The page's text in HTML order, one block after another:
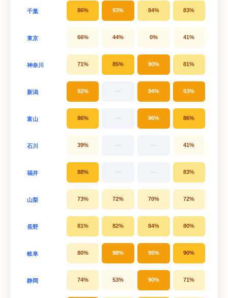
千葉 86% 93% 84% 83%
東京 66% 44% 0% 41%
神奈川 71% 85% 90% 81%
新潟 92% — 94% 93%
富山 86% — 96% 86%
石川 39% — — 41%
福井 88% — — 83%
山梨 73% 72% 70% 72%
長野 81% 82% 84% 80%
岐阜 80% 98% 95% 90%
静岡 74% 53% 90% 71%